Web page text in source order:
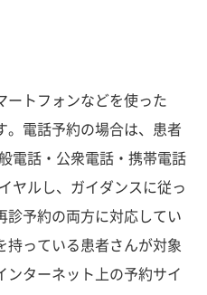
ートフォンなどを使った
。電話予約の場合は、患者
電話・公衆電話・携帯電話
ヤルし、ガイダンスに従っ
診予約の両方に対応してい
持っている患者さんが対象
ンターネット上の予約サイ